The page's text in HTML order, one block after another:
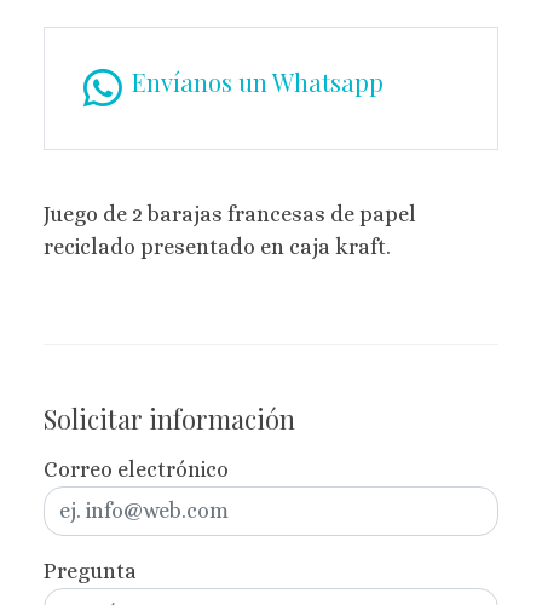
Envíanos un Whatsapp
Juego de 2 barajas francesas de papel
reciclado presentado en caja kraft.
Solicitar información
Correo electrónico
Pregunta